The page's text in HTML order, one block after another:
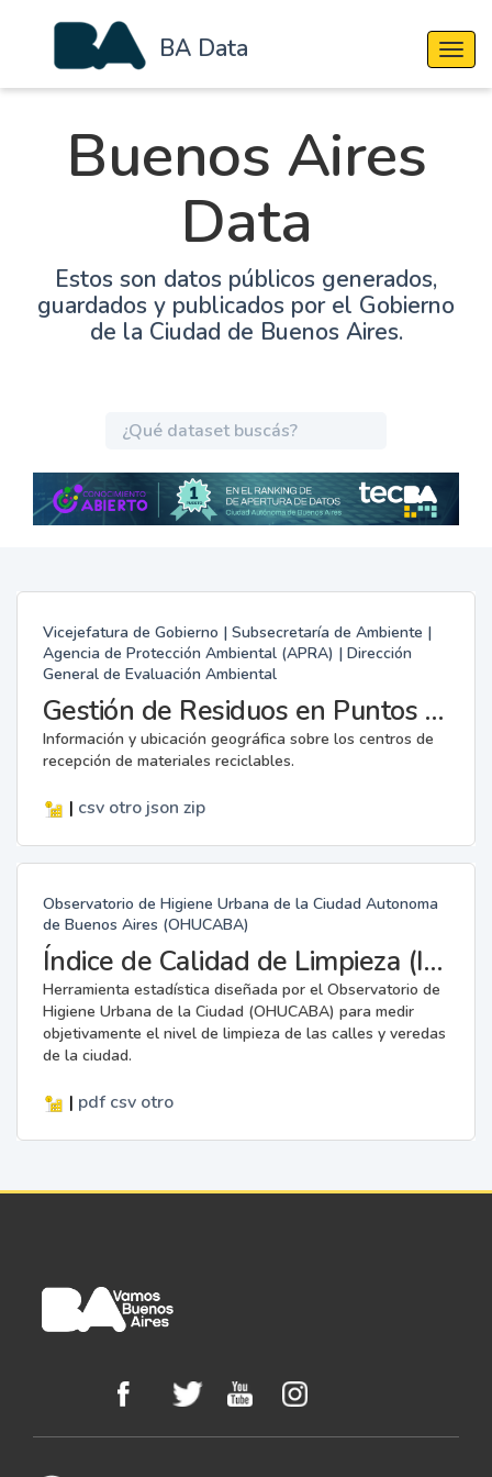
BA Data
Buenos Aires
Data
Estos son datos públicos generados,
guardados y publicados por el Gobierno
de la Ciudad de Buenos Aires.
Vicejefatura de Gobierno | Subsecretaría de Ambiente |
Agencia de Protección Ambiental (APRA) | Dirección
General de Evaluación Ambiental
Gestión de Residuos en Puntos Verdes
Información y ubicación geográfica sobre los centros de
recepción de materiales reciclables.
| csv otro json zip
Observatorio de Higiene Urbana de la Ciudad Autonoma
de Buenos Aires (OHUCABA)
Índice de Calidad de Limpieza (ICL)
Herramienta estadística diseñada por el Observatorio de
Higiene Urbana de la Ciudad (OHUCABA) para medir
objetivamente el nivel de limpieza de las calles y veredas
de la ciudad.
| pdf csv otro